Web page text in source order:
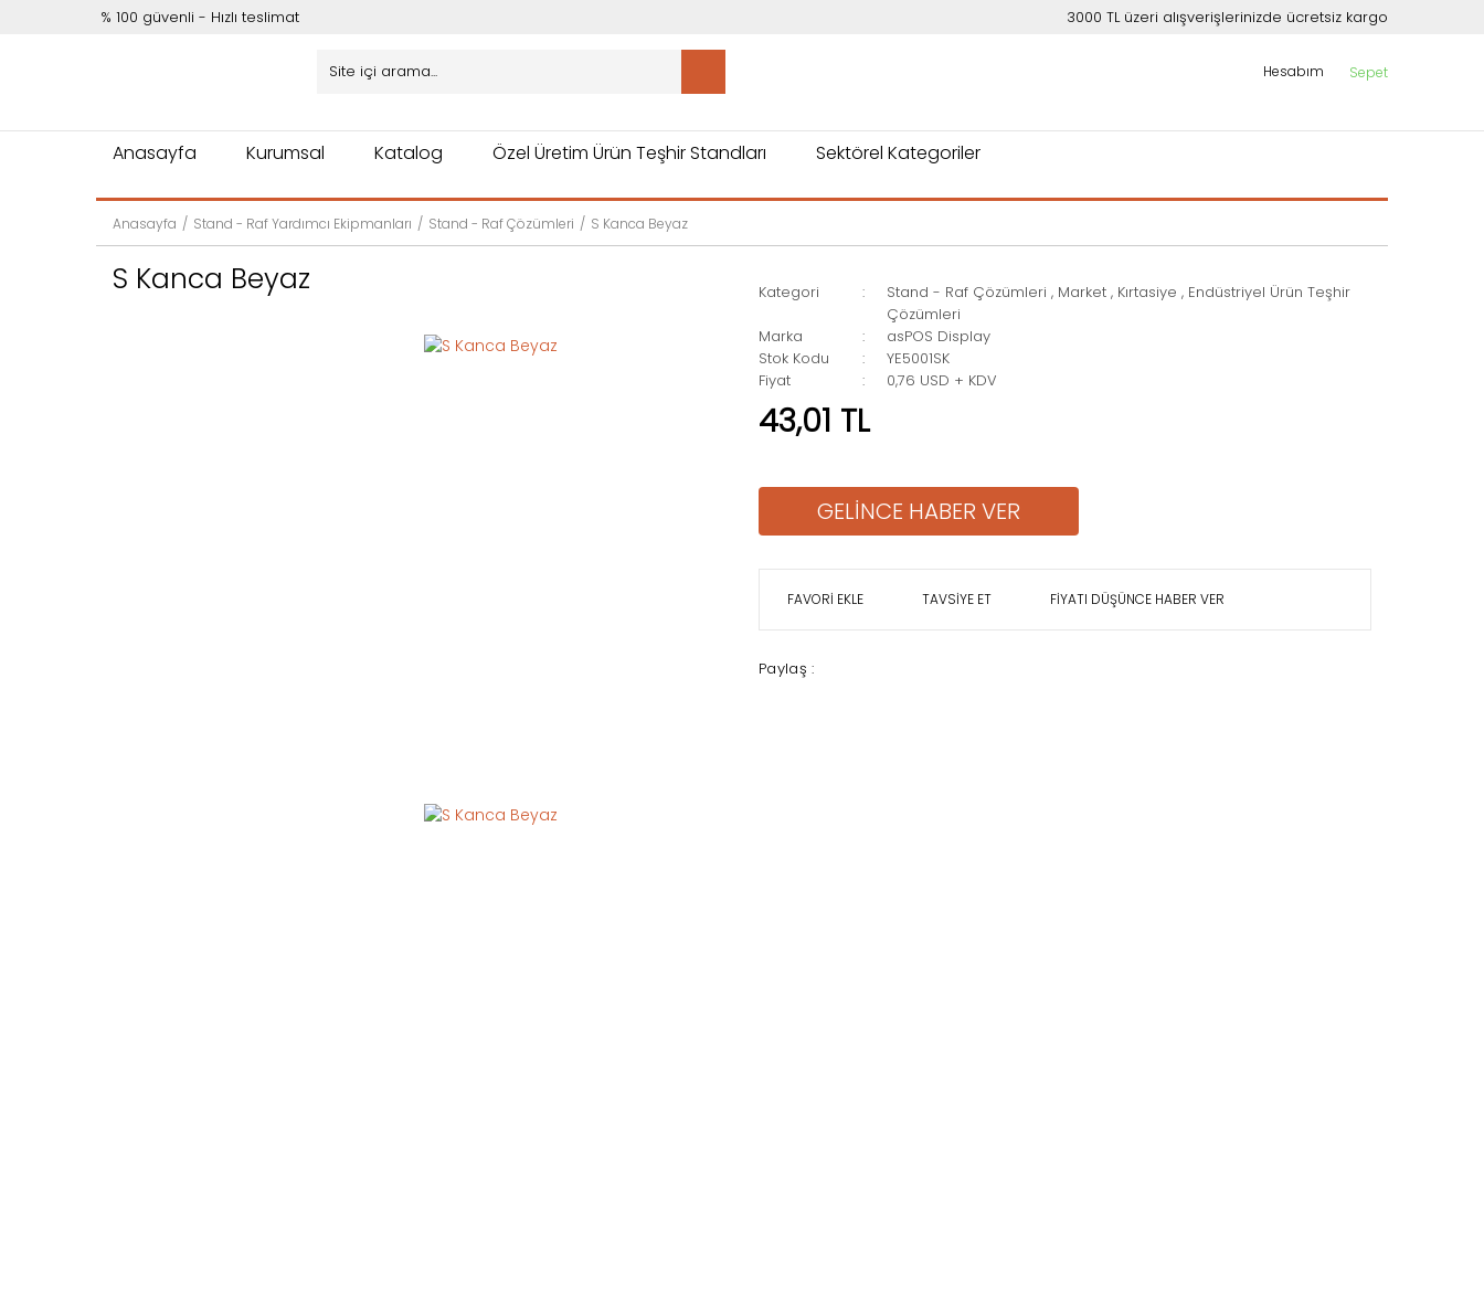
% 100 güvenli - Hızlı teslimat 3000 TL üzeri alışverişlerinizde ücretsiz kargo
Hesabım Sepet
Anasayfa Kurumsal Katalog Özel Üretim Ürün Teşhir Standları Sektörel Kategoriler
Anasayfa Stand - Raf Yardımcı Ekipmanları Stand - Raf Çözümleri S Kanca Beyaz
S Kanca Beyaz Kategori Stand - Raf Çözümleri , Market , Kırtasiye , Endüstriyel Ürün Teşhir
Çözümleri
Marka
asPOS Display
Stok Kodu
YE5001SK
Fiyat
0,76 USD + KDV
43,01 TL
GELİNCE HABER VER
TAVSİYE ET FİYATI DÜŞÜNCE HABER VER
Paylaş :